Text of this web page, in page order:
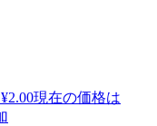
¥2.00現在の価格は